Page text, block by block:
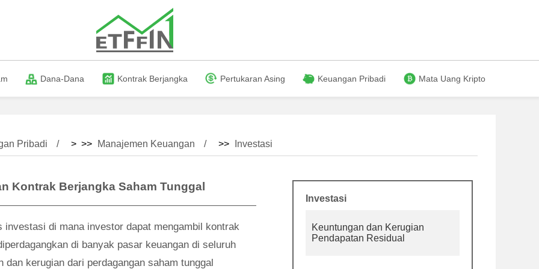
Dana-Dana Kontrak Berjangka Pertukaran Asing Keuangan Pribadi Mata Uang Kripto
Pribadi > >> Manajemen Keuangan >> Investasi
Kontrak Berjangka Saham Tunggal
investasi di mana investor dapat mengambil kontrak
di banyak pasar keuangan di seluruh
kerugian dari perdagangan saham tunggal
Investasi
Keuntungan dan Kerugian
Pendapatan Residual